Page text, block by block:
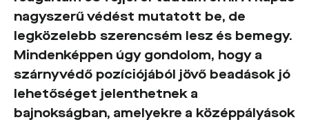
nagyszerű védést mutatott be, de
legközelebb szerencsém lesz és bemegy.
Mindenképpen úgy gondolom, hogy a
szárnyvédő pozíciójából jövő beadások jó
lehetőséget jelenthetnek a
bajnokságban, amelyekre a középpályások